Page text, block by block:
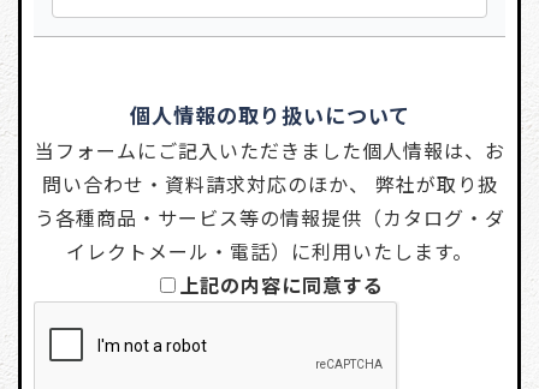
個人情報の取り扱いについて
当フォームにご記入いただきました個人情報は、お
問い合わせ・資料請求対応のほか、 弊社が取り扱
う各種商品・サービス等の情報提供（カタログ・ダ
イレクトメール・電話）に利用いたします。
上記の内容に同意する